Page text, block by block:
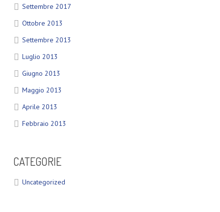
Settembre 2017
Ottobre 2013
Settembre 2013
Luglio 2013
Giugno 2013
Maggio 2013
Aprile 2013
Febbraio 2013
CATEGORIE
Uncategorized